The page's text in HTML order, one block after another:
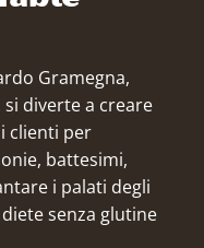
Gramegna,
diverte a creare
clienti per
battesimi,
i palati degli
senza glutine